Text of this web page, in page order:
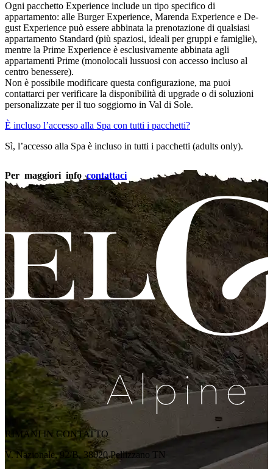
Ogni pacchetto Experience include un tipo specifico di
appartamento: alle Burger Experience, Marenda Experience e De-
gust Experience può essere abbinata la prenotazione di qualsiasi
appartamento Standard (più spaziosi, ideali per gruppi e famiglie),
mentre la Prime Experience è esclusivamente abbinata agli
appartamenti Prime (monolocali lussuosi con accesso incluso al
centro benessere).
Non è possibile modificare questa configurazione, ma puoi
contattarci per verificare la disponibilità di upgrade o di soluzioni
personalizzate per il tuo soggiorno in Val di Sole.
È incluso l’accesso alla Spa con tutti i pacchetti?
Sì, l’accesso alla Spa è incluso in tutti i pacchetti (adults only).
Per maggiori infocontattaci
RIMANI IN CONTATTO
V. Nazionale, 92/B, 38020 Pellizzano TN